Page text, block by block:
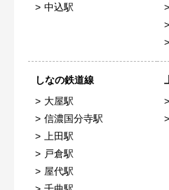
中込駅
しなの鉄道線
大屋駅
信濃国分寺駅
上田駅
戸倉駅
屋代駅